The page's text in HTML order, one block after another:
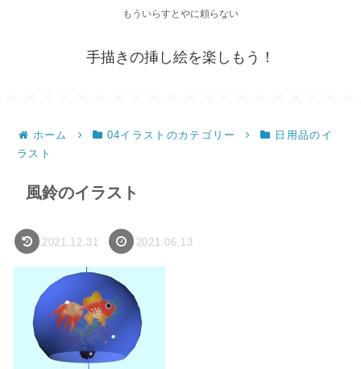
もういらすとやに頼らない
手描きの挿し絵を楽しもう！
ホーム 04イラストのカテゴリー
日用品のイ
ラスト
風鈴のイラスト
2021.12.31 2021.06.13